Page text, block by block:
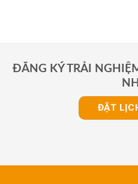
ĐĂNG KÝ TRẢI
ĐẶT